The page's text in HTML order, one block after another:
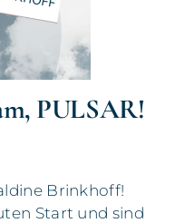
PULSAR!
Brinkhoff!
Start und sind